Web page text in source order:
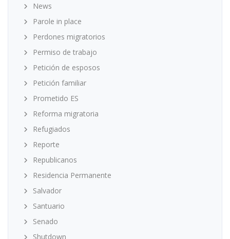
News
Parole in place
Perdones migratorios
Permiso de trabajo
Petición de esposos
Petición familiar
Prometido ES
Reforma migratoria
Refugiados
Reporte
Republicanos
Residencia Permanente
Salvador
Santuario
Senado
Shutdown